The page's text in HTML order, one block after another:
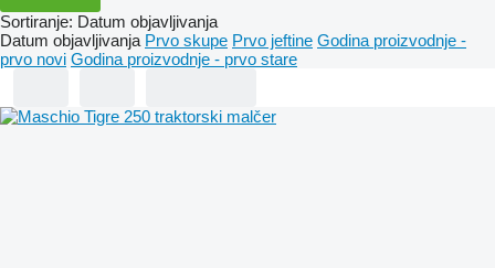
Sortiranje: Datum objavljivanja
Datum objavljivanja Prvo skupe Prvo jeftine Godina proizvodnje -
prvo novi Godina proizvodnje - prvo stare